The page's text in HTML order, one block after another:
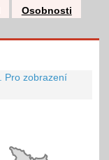
Osobnosti
Pro zobrazení